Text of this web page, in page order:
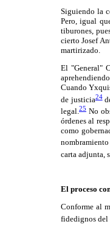
Siguiendo la
Pero, igual
tiburones,
cierto Josef
martirizado.
El "General"
Cuando
de justicia24
legal. 25 No
órdenes al
como
carta adjunta,
El proceso
Conforme al
fidedignos del